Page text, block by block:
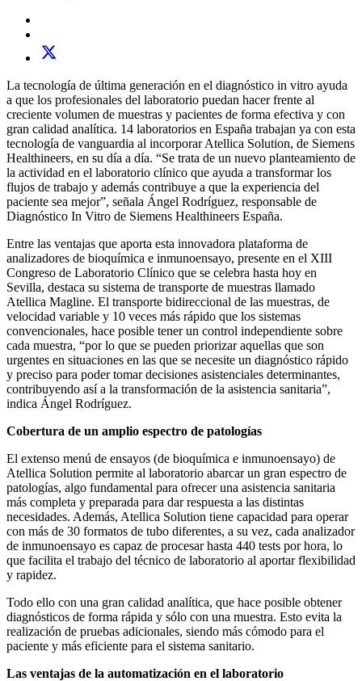
La tecnología de última generación en el diagnóstico in vitro ayuda
a que los profesionales del laboratorio puedan hacer frente al
creciente volumen de muestras y pacientes de forma efectiva y con
gran calidad analítica. 14 laboratorios en España trabajan ya con esta
tecnología de vanguardia al incorporar Atellica Solution, de Siemens
Healthineers, en su día a día. “Se trata de un nuevo planteamiento de
la actividad en el laboratorio clínico que ayuda a transformar los
flujos de trabajo y además contribuye a que la experiencia del
paciente sea mejor”, señala Ángel Rodríguez, responsable de
Diagnóstico In Vitro de Siemens Healthineers España.
Entre las ventajas que aporta esta innovadora plataforma de
analizadores de bioquímica e inmunoensayo, presente en el XIII
Congreso de Laboratorio Clínico que se celebra hasta hoy en
Sevilla, destaca su sistema de transporte de muestras llamado
Atellica Magline. El transporte bidireccional de las muestras, de
velocidad variable y 10 veces más rápido que los sistemas
convencionales, hace posible tener un control independiente sobre
cada muestra, “por lo que se pueden priorizar aquellas que son
urgentes en situaciones en las que se necesite un diagnóstico rápido
y preciso para poder tomar decisiones asistenciales determinantes,
contribuyendo así a la transformación de la asistencia sanitaria”,
indica Ángel Rodríguez.
Cobertura de un amplio espectro de patologías
El extenso menú de ensayos (de bioquímica e inmunoensayo) de
Atellica Solution permite al laboratorio abarcar un gran espectro de
patologías, algo fundamental para ofrecer una asistencia sanitaria
más completa y preparada para dar respuesta a las distintas
necesidades. Además, Atellica Solution tiene capacidad para operar
con más de 30 formatos de tubo diferentes, a su vez, cada analizador
de inmunoensayo es capaz de procesar hasta 440 tests por hora, lo
que facilita el trabajo del técnico de laboratorio al aportar flexibilidad
y rapidez.
Todo ello con una gran calidad analítica, que hace posible obtener
diagnósticos de forma rápida y sólo con una muestra. Esto evita la
realización de pruebas adicionales, siendo más cómodo para el
paciente y más eficiente para el sistema sanitario.
Las ventajas de la automatización en el laboratorio